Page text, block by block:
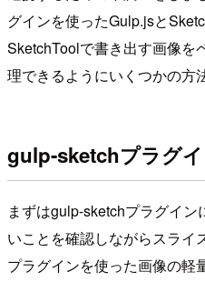
グインを使ったGulp.jsと
SketchToolで書き出す画像を
理できるようにいくつかの方
gulp-sketchプラグ
まずはgulp-sketchプラグイ
いことを確認しながらスライ
プラグインを使った画像の軽